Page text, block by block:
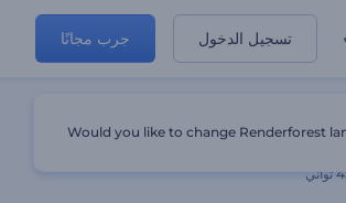
تسجيل الدخول جرب مجانًا
Would you like to change Renderforest